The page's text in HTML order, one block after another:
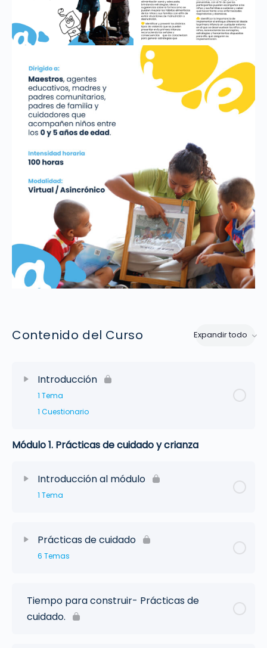
Contenido del Curso Expandir todo
Lecciones
Introducción
1 Tema
1 Cuestionario
Módulo 1. Prácticas de cuidado y crianza
Introducción al módulo
1 Tema
Prácticas de cuidado
6 Temas
Tiempo para construir- Prácticas de
cuidado.